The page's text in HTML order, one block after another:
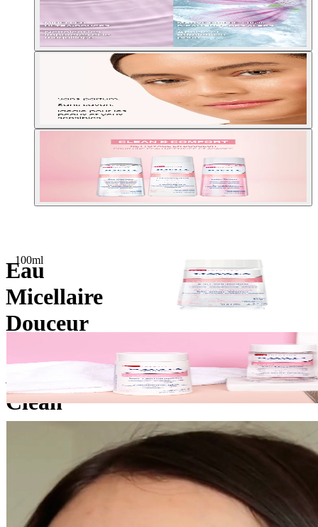
Eau
Micellaire
Douceur
Alpes
Clean
&
Comfort
100ml
100ml